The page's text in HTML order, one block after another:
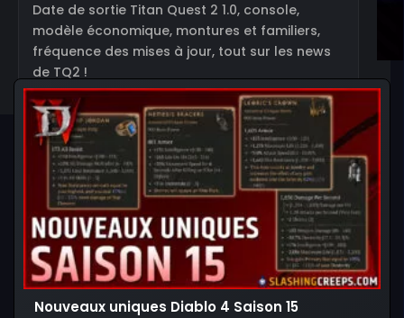
Date de sortie Titan Quest 2 1.0, console,
modèle économique, montures et familiers,
fréquence des mises à jour, tout sur les news
de TQ2 !
Nouveaux uniques Diablo 4 Saison 15